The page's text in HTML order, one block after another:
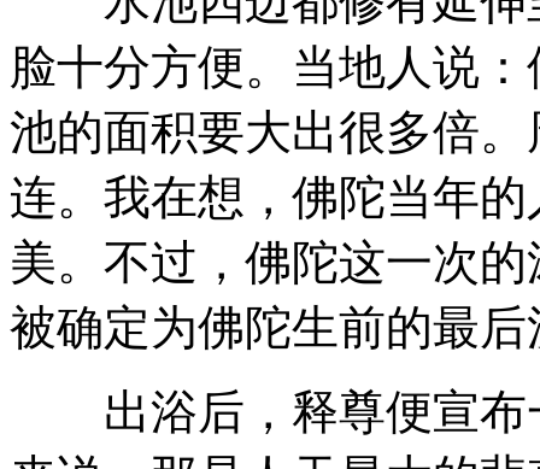
脸十分方便。当地人说
池的面积要大出很多倍
连。我在想，佛陀当年
美。不过，佛陀这一次
被确定为佛陀生前的最后
出浴后，释尊便宣布